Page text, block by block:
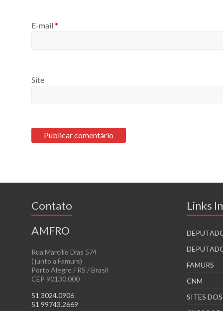
E-mail *
Site
Contato
AMFRO
Rua Marcílio Dias 574
( junto a Famurs)
Porto Alegre / RS / Brasil
CEP 90130.000
51 3024.0906
51 99743.2669
Links
FAMURS
CNM
SITES